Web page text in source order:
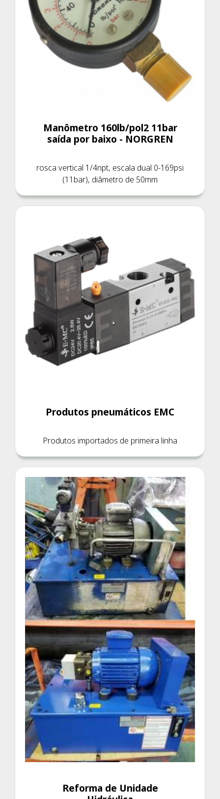
Manômetro 160lb/pol2 11bar
saída por baixo - NORGREN
rosca vertical 1/4npt, escala dual 0-169psi
(11bar), diâmetro de 50mm
Produtos pneumáticos EMC
Produtos importados de primeira linha
Reforma de Unidade